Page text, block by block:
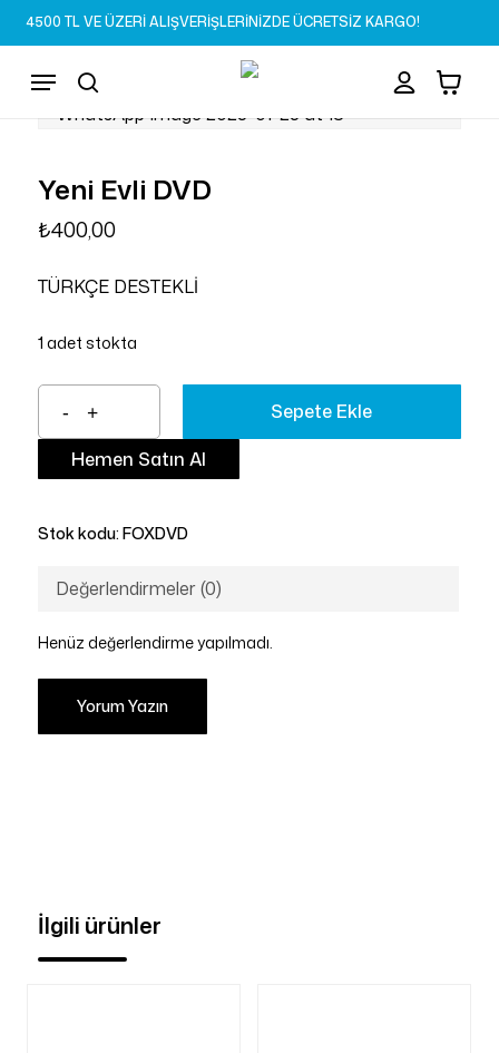
Skip
to
content
4500 TL VE ÜZERİ ALIŞVERİŞLERİNİZDE ÜCRETSİZ KARGO!
search
Menu Sepet Close
Cart
Yeni Evli DVD
₺400,00
TÜRKÇE DESTEKLİ
1 adet stokta
Sepete Ekle
Hemen Satın Al
Stok kodu: FOXDVD
Değerlendirmeler (0)
Henüz değerlendirme yapılmadı.
Yorum Yazın
İlgili ürünler